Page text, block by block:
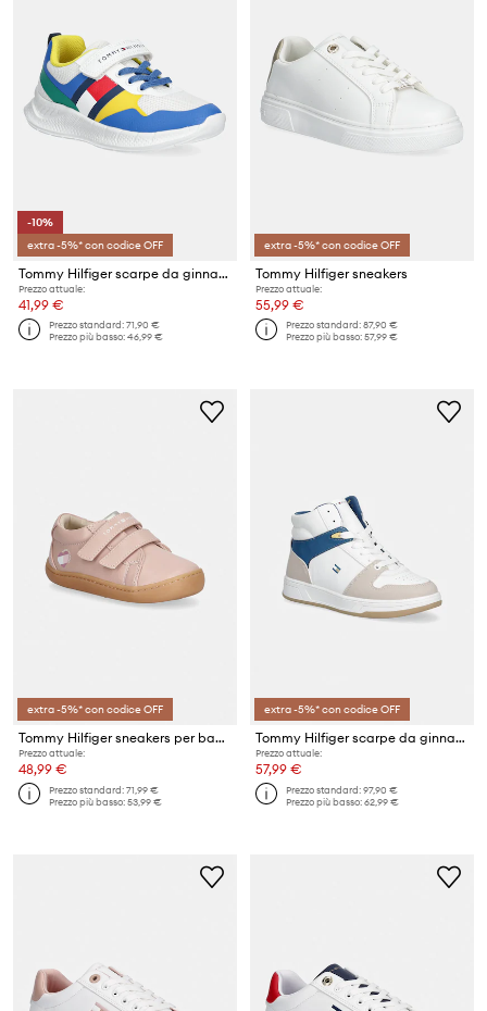
-10%
extra -5%* con codice OFF
Tommy Hilfiger scarpe da ginnastica per bambini
Prezzo attuale:
41,99 €
Prezzo standard:71,90 €
Prezzo più basso:46,99 €
extra -5%* con codice OFF
Tommy Hilfiger sneakers
Prezzo attuale:
55,99 €
Prezzo standard:87,90 €
Prezzo più basso:57,99 €
extra -5%* con codice OFF
Tommy Hilfiger sneakers per bambini
Prezzo attuale:
48,99 €
Prezzo standard:71,99 €
Prezzo più basso:53,99 €
extra -5%* con codice OFF
Tommy Hilfiger scarpe da ginnastica per bambini
Prezzo attuale:
57,99 €
Prezzo standard:97,90 €
Prezzo più basso:62,99 €